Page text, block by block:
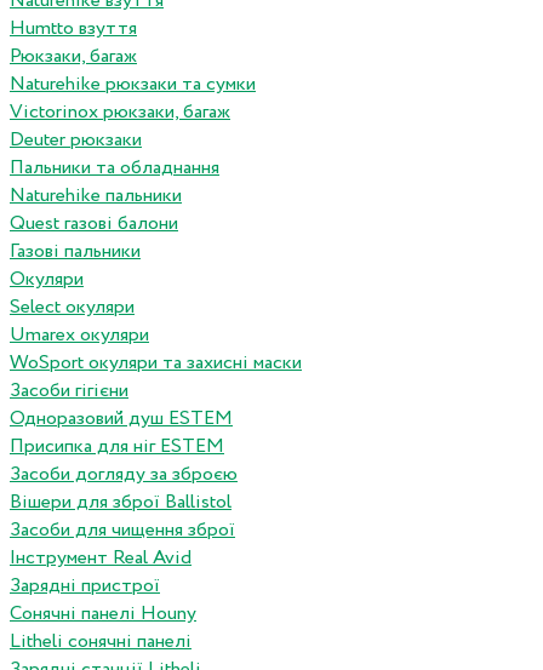
Humtto взуття
Рюкзаки, багаж
Naturehike рюкзаки та сумки
Victorinox рюкзаки, багаж
Deuter рюкзаки
Пальники та обладнання
Naturehike пальники
Quest газові балони
Газові пальники
Окуляри
Select окуляри
Umarex окуляри
WoSport окуляри та захисні маски
Засоби гігієни
Одноразовий душ ESTEM
Присипка для ніг ESTEM
Засоби догляду за зброєю
Вішери для зброї Ballistol
Засоби для чищення зброї
Інструмент Real Avid
Зарядні пристрої
Сонячні панелі Houny
Litheli сонячні панелі